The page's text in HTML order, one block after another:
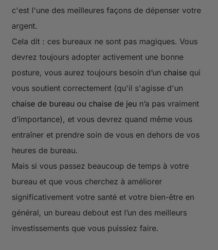
c'est l'une des meilleures façons de dépenser votre
argent.
Cela dit : ces bureaux ne sont pas magiques. Vous
devrez toujours adopter activement une bonne
posture, vous aurez toujours besoin d’un chaise qui
vous soutient correctement (qu'il s'agisse d'un
chaise de bureau ou chaise de jeu n’a pas vraiment
d’importance), et vous devrez quand même vous
entraîner et prendre soin de vous en dehors de vos
heures de bureau.
Mais si vous passez beaucoup de temps à votre
bureau et que vous cherchez à améliorer
significativement votre santé et votre bien-être en
général, un bureau debout est l’un des meilleurs
investissements que vous puissiez faire.